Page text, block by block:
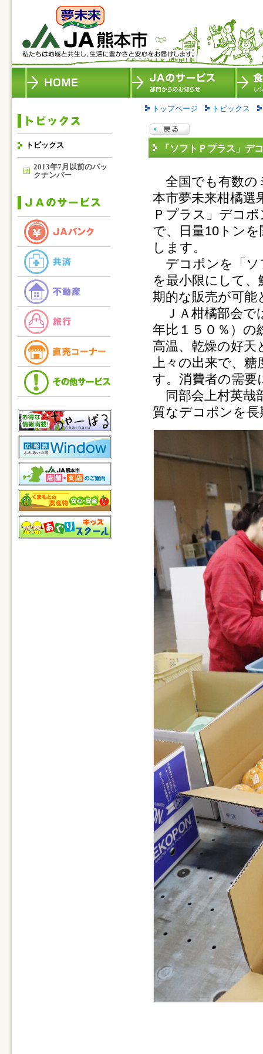
トピックス
2013年7月以前のバッ
クナンバー
トップページ トピックス
「ソフトＰプラス」デ
全国でも有数の
本市夢未来柑橘選
Ｐプラス」デコ
で、日量10トン
します。
デコポンを「ソ
を最小限にして
期的な販売が可能
ＪＡ柑橘部会で
年比１５０％）の
高温、乾燥の好天
上々の出来で、
す。消費者の需要
同部会上村英哉
質なデコポンを